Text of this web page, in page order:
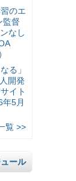
のエ
監督
なし
る」
開発
イト
年5月
覧 >>
ール